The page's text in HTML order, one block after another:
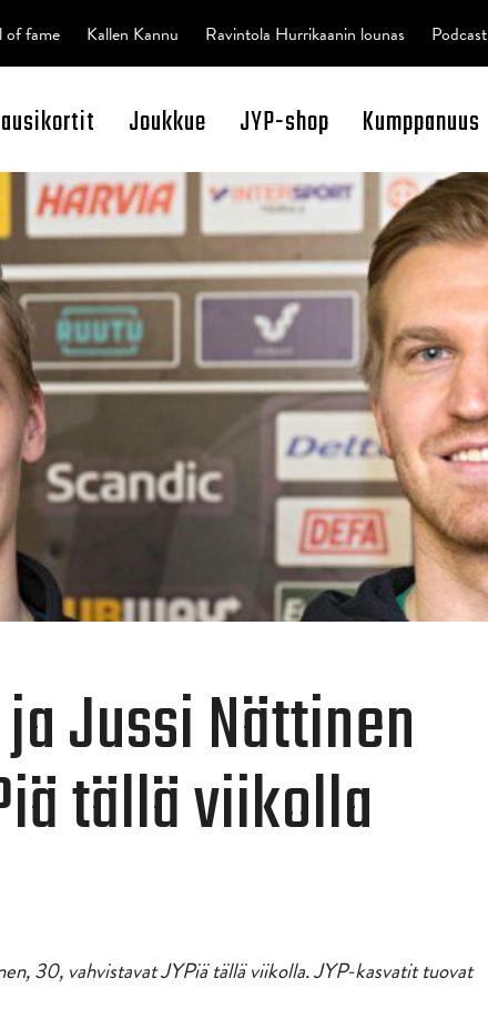
Joukkue JYP-shop Kumppanuus
of fame Kallen Kannu Ravintola Hurrikaanin lounas Podcast
Jussi Nättinen
tällä viikolla
30, vahvistavat JYPiä tällä viikolla. JYP-kasvatit tuovat